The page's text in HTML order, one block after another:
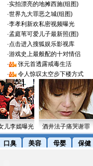
·实拍漂亮的地摊西施(组图)
·世界九大罪恶之城(组图)
·李孝利新欢私密视频曝光
·孟庭苇可爱儿子最新照(图)
·点击进入搜狐娱乐影视库
·游戏史上最般配的十对情侣
·
张元首透露戒毒生活
· 令人惊叹太空步下楼方式
儿李嫣曝光 酒井法子痛哭谢罪